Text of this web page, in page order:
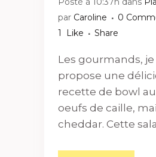
par Caroline
0
1
Like Share
Les gourmands, je
propose une
recette de bowl
oeufs de caille,
cheddar. Cette